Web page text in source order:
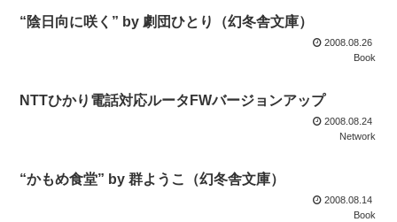
“陰日向に咲く” by 劇団ひとり（幻冬舎文庫）
2008.08.26
Book
NTTひかり電話対応ルータFWバージョンアップ
2008.08.24
Network
“かもめ食堂” by 群ようこ（幻冬舎文庫）
2008.08.14
Book